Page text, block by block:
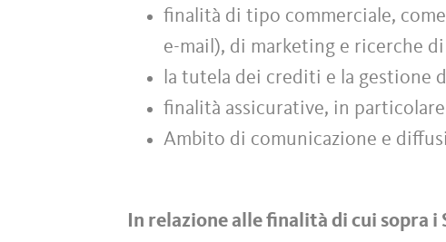
finalità di tipo commerciale,
e-mail), di marketing e ricerche
la tutela dei crediti e la gestione
finalità assicurative, in
Ambito di comunicazione e
In relazione alle finalità di cui sopra